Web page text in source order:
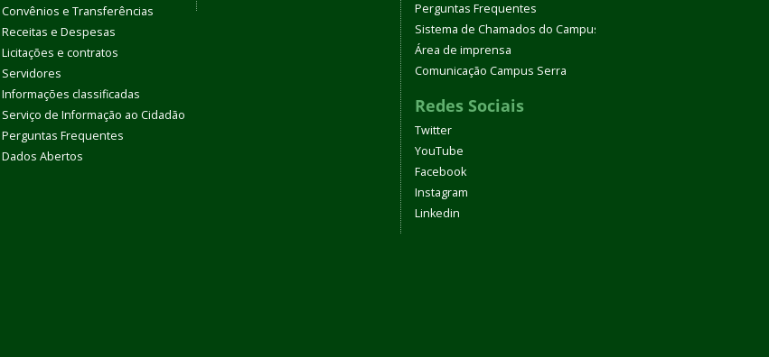
Convênios e Transferências
Receitas e Despesas
Licitações e contratos
Servidores
Informações classificadas
Serviço de Informação ao Cidadão
Perguntas Frequentes
Dados Abertos
Perguntas Frequentes
Sistema de Chamados do Campus Serra
Área de imprensa
Comunicação Campus Serra
Redes Sociais
Twitter
YouTube
Facebook
Instagram
Linkedin